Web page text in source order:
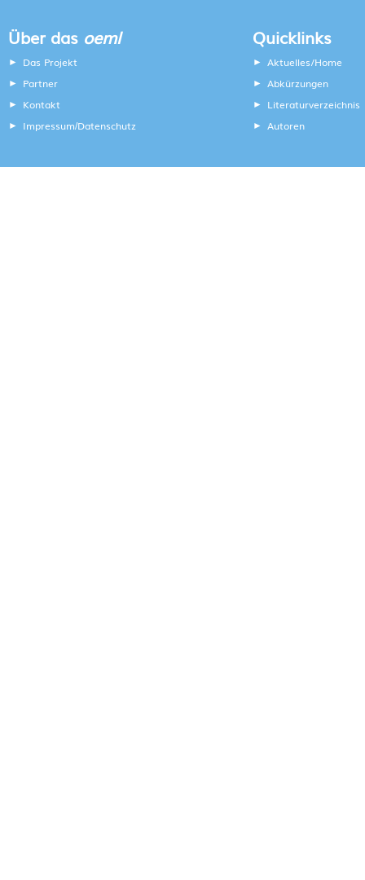
Über das oeml
Das Projekt
Partner
Kontakt
Impressum/Datenschutz
Quicklinks
Aktuelles/Home
Abkürzungen
Literaturverzeichnis
Autoren